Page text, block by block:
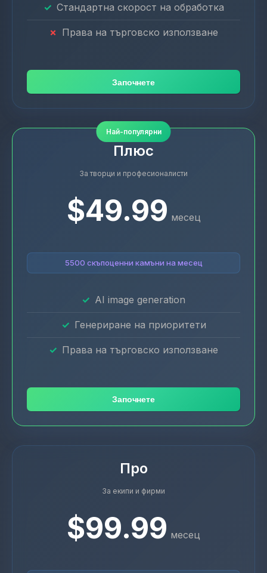
Стандартна скорост на обработка
Права на търговско използване
Започнете
Най-популярни
Плюс
За творци и професионалисти
$49.99 месец
5500 скъпоценни камъни на месец
AI image generation
Генериране на приоритети
Права на търговско използване
Започнете
Про
За екипи и фирми
$99.99 месец